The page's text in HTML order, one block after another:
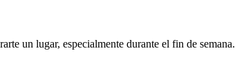
un lugar, especialmente durante el fin de semana.